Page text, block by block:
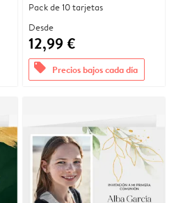
Pack de 10 tarjetas
Desde
12,99 €
offers Precios bajos cada día